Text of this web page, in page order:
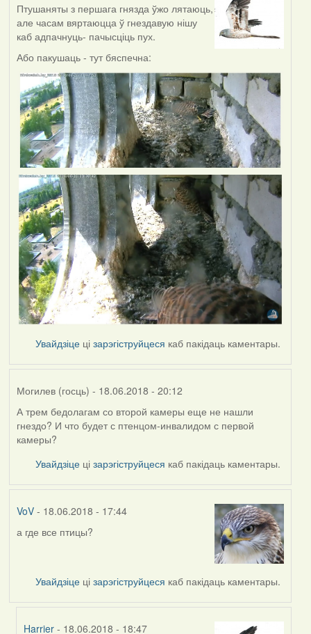
Птушаняты з першага гнязда ўжо лятаюць,
але часам вяртаюцца ў гнездавую нішу
каб адпачнуць- пачысціць пух.
Або пакушаць - тут бяспечна:
Увайдзіце цізарэгіструйцеся каб пакідаць каментары.
Могилев (госць) - 18.06.2018 - 20:12
А трем бедолагам со второй камеры еще не нашли
гнездо? И что будет с птенцом-инвалидом с первой
камеры?
Увайдзіце цізарэгіструйцеся каб пакідаць каментары.
VoV- 18.06.2018 - 17:44
а где все птицы?
Увайдзіце цізарэгіструйцеся каб пакідаць каментары.
Harrier - 18.06.2018 - 18:47